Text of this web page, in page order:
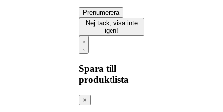
Prenumerera
Nej tack, visa inte
igen!
Spara till
produktlista
×